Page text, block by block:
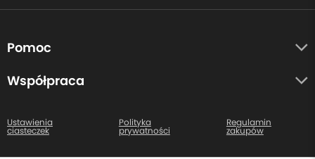
Pomoc
O nas
Centrum pomocy
Kontakt
Współpraca
Ustawienia
ciasteczek
Polityka
prywatności
Regulamin
zakupów